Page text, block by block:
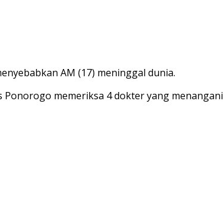
AM (17) meninggal dunia.
memeriksa 4 dokter yang